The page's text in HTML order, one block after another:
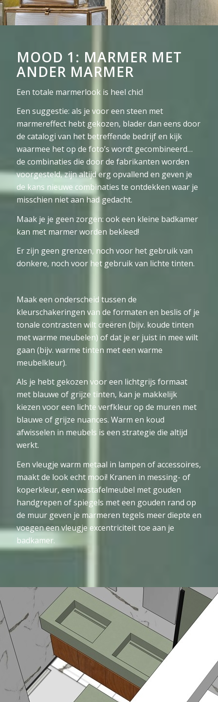
MOOD 1: MARMER MET
ANDER MARMER
Een totale marmerlook is heel chic!
Een suggestie: als je voor een steen met
marmereffect hebt gekozen, blader dan eens door
de catalogi van het betreffende bedrijf en kijk
waarmee het op de foto’s wordt gecombineerd…
de combinaties die door de fabrikanten worden
voorgesteld, zijn altijd erg opvallend en geven je
de kans nieuwe combinaties te ontdekken waar je
misschien niet aan had gedacht.
Maak je je geen zorgen: ook een kleine badkamer
kan met marmer worden bekleed!
Er zijn geen grenzen, noch voor het gebruik van
donkere, noch voor het gebruik van lichte tinten.
Maak een onderscheid tussen de
kleurschakeringen van de formaten en beslis of je
tonale contrasten wilt creëren (bijv. koude tinten
met warme meubelen) of dat je er juist in mee wilt
gaan (bijv. warme tinten met een warme
meubelkleur).
Als je hebt gekozen voor een lichtgrijs formaat
met blauwe of grijze tinten, kan je makkelijk
kiezen voor een lichte verfkleur op de muren met
blauwe of grijze nuances. Warm en koud
afwisselen in meubels is een strategie die altijd
werkt.
Een vleugje warm metaal in lampen of accessoires,
maakt de look echt mooi! Kranen in messing- of
koperkleur, een wastafelmeubel met gouden
handgrepen of spiegels met een gouden rand op
de muur geven je marmeren tegels meer diepte en
voegen een vleugje excentriciteit toe aan je
badkamer.